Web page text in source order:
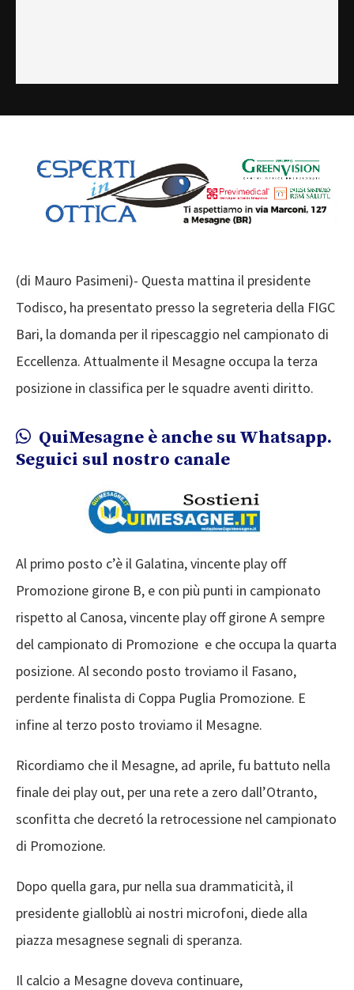
(di Mauro Pasimeni)- Questa mattina il presidente
Todisco, ha presentato presso la segreteria della FIGC
Bari, la domanda per il ripescaggio nel campionato di
Eccellenza. Attualmente il Mesagne occupa la terza
posizione in classifica per le squadre aventi diritto.
QuiMesagne è anche su Whatsapp.
Seguici sul nostro canale
Al primo posto c’è il Galatina, vincente play off
Promozione girone B, e con più punti in campionato
rispetto al Canosa, vincente play off girone A sempre
del campionato di Promozione e che occupa la quarta
posizione. Al secondo posto troviamo il Fasano,
perdente finalista di Coppa Puglia Promozione. E
infine al terzo posto troviamo il Mesagne.
Ricordiamo che il Mesagne, ad aprile, fu battuto nella
finale dei play out, per una rete a zero dall’Otranto,
sconfitta che decretó la retrocessione nel campionato
di Promozione.
Dopo quella gara, pur nella sua drammaticità, il
presidente gialloblù ai nostri microfoni, diede alla
piazza mesagnese segnali di speranza.
Il calcio a Mesagne doveva continuare,